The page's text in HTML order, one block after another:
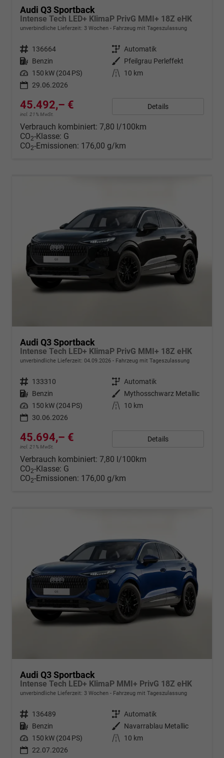
Audi Q3 Sportback
Intense Tech LED+ KlimaP PrivG MMI+ 18Z eHK
unverbindliche Lieferzeit: 3 Wochen Fahrzeug mit Tageszulassung
Fahrzeugnr. 136664 Getriebe Automatik
Kraftstoff Benzin Außenfarbe Pfeilgrau Perleffekt
Leistung 150 kW (204 PS) Kilometerstand
10 km
29.06.2026
45.492,– €
incl. 21% MwSt.
Details
Verbrauch kombiniert: 7,80 l/100km
CO2-Klasse: G
CO2-Emissionen: 176,00 g/km
Audi Q3 Sportback
Intense Tech LED+ KlimaP PrivG MMI+ 18Z eHK
unverbindliche Lieferzeit: 04.09.2026 Fahrzeug mit Tageszulassung
Fahrzeugnr. 133310 Getriebe Automatik
Kraftstoff Benzin Außenfarbe Mythosschwarz Metallic
Leistung 150 kW (204 PS) Kilometerstand
10 km
30.06.2026
45.694,– €
incl. 21% MwSt.
Details
Verbrauch kombiniert: 7,80 l/100km
CO2-Klasse: G
CO2-Emissionen: 176,00 g/km
Audi Q3 Sportback
Intense Tech LED+ KlimaP MMI+ PrivG 18Z eHK
unverbindliche Lieferzeit: 3 Wochen Fahrzeug mit Tageszulassung
Fahrzeugnr. 136489 Getriebe Automatik
Kraftstoff Benzin Außenfarbe Navarrablau Metallic
Leistung 150 kW (204 PS) Kilometerstand
10 km
22.07.2026